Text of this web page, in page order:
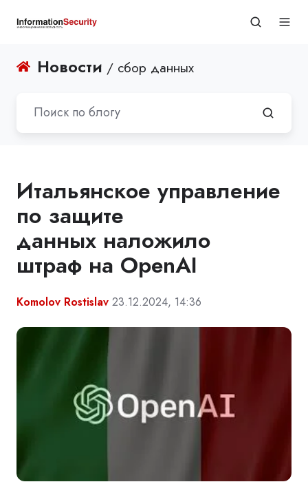
Новости / сбор данных
Итальянское управление
по защите
данных наложило
штраф на OpenAI
Komolov Rostislav 23.12.2024, 14:36